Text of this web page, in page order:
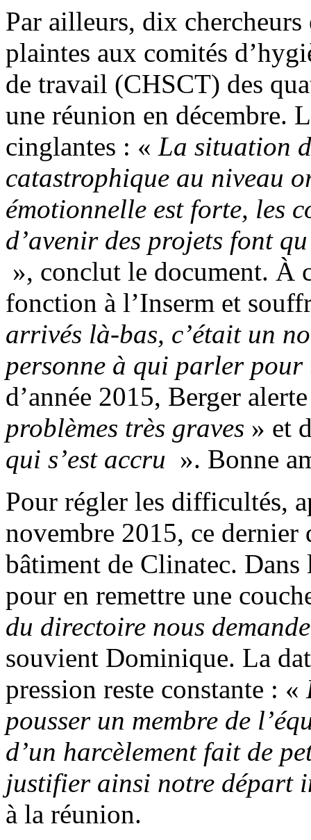
Par ailleurs, dix
plaintes aux comités
de travail (CHSCT) des
une réunion en décembre.
cinglantes : « La situation
catastrophique au niveau
émotionnelle est forte, les
d’avenir des projets font
», conclut le document. À
fonction à l’Inserm et
arrivés là-bas, c’était un
personne à qui parler
d’année 2015, Berger
problèmes très graves » et
qui s’est accru ». Bonne
Pour régler les difficultés,
novembre 2015, ce dernier
bâtiment de Clinatec.
pour en remettre une
du directoire nous
souvient Dominique. La
pression reste constante : «
pousser un membre de
d’un harcèlement fait de
justifier ainsi notre départ
à la réunion.